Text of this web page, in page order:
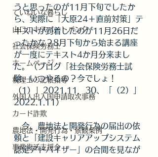
ていねいな暮らし
山口エキスパートバンク
社会保険労務士
ホームページ
税理士の記帳指導
外国人出入国申請取次事務
カード詐欺
農地法・開発行為・景観条例
事業復活支援金
うと思ったのが11月下旬でしたか
ら、実際に「大原24＋直前対策」テ
キストが到着したのが11月26日だ
ったかな？8月下旬から始まる講座
が一度にテキスト4か月分来まし
た。（ブログ「社会保険労務士試
験、いつやるの？今でしょ！
（1）」2021.11．30、「（2）」
2022.1.11）
今、農地法と開発行為の届出の依
頼と「建設キャリアアップシステム
認定アドバイザー」の合間を見なが